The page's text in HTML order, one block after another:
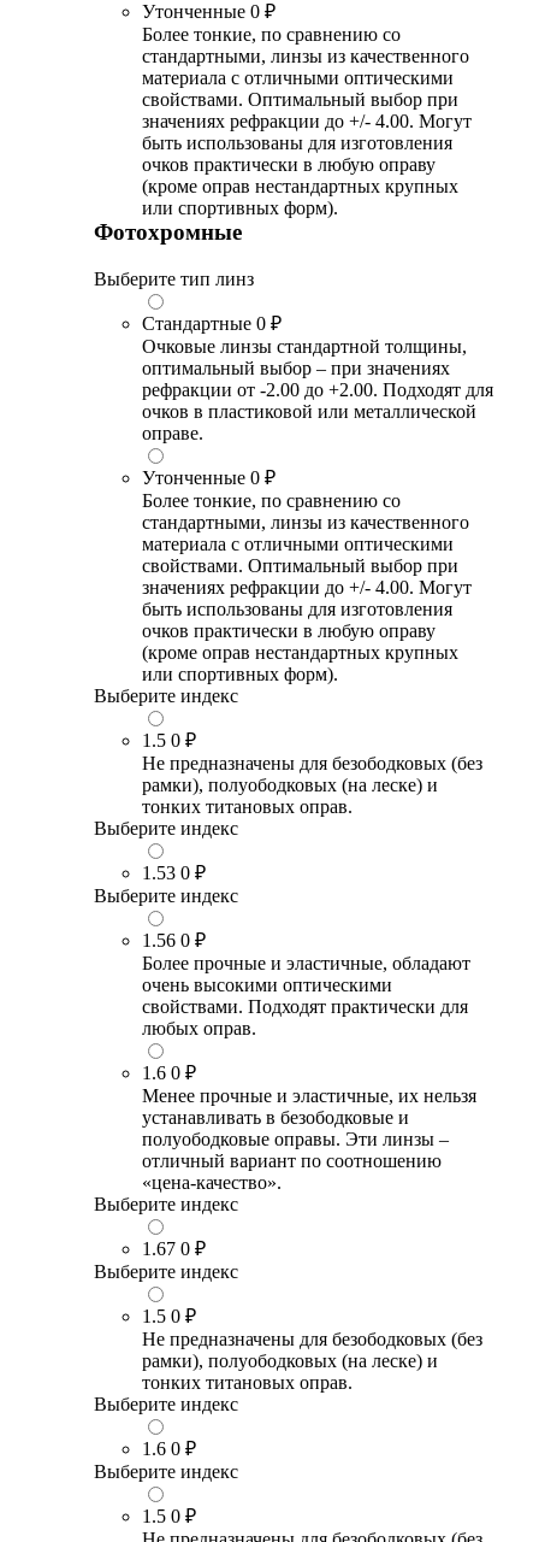
Утонченные 0 ₽
Более тонкие, по сравнению со
стандартными, линзы из качественного
материала с отличными оптическими
свойствами. Оптимальный выбор при
значениях рефракции до +/- 4.00. Могут
быть использованы для изготовления
очков практически в любую оправу
(кроме оправ нестандартных крупных
или спортивных форм).
Фотохромные
Выберите тип линз
Стандартные 0 ₽
Очковые линзы стандартной толщины,
оптимальный выбор – при значениях
рефракции от -2.00 до +2.00. Подходят для
очков в пластиковой или металлической
оправе.
Утонченные 0 ₽
Более тонкие, по сравнению со
стандартными, линзы из качественного
материала с отличными оптическими
свойствами. Оптимальный выбор при
значениях рефракции до +/- 4.00. Могут
быть использованы для изготовления
очков практически в любую оправу
(кроме оправ нестандартных крупных
или спортивных форм).
Выберите индекс
1.5 0 ₽
Не предназначены для безободковых (без
рамки), полуободковых (на леске) и
тонких титановых оправ.
Выберите индекс
1.53 0 ₽
Выберите индекс
1.56 0 ₽
Более прочные и эластичные, обладают
очень высокими оптическими
свойствами. Подходят практически для
любых оправ.
1.6 0 ₽
Менее прочные и эластичные, их нельзя
устанавливать в безободковые и
полуободковые оправы. Эти линзы –
отличный вариант по соотношению
«цена-качество».
Выберите индекс
1.67 0 ₽
Выберите индекс
1.5 0 ₽
Не предназначены для безободковых (без
рамки), полуободковых (на леске) и
тонких титановых оправ.
Выберите индекс
1.6 0 ₽
Выберите индекс
1.5 0 ₽